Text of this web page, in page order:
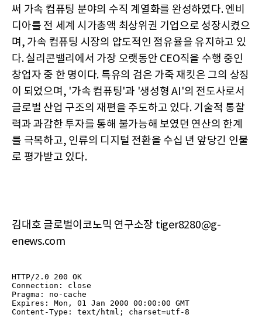
써 가속 컴퓨팅 분야의 수직 계열화를 완성하였다. 엔비
디아를 전 세계 시가총액 최상위권 기업으로 성장시켰으
며, 가속 컴퓨팅 시장의 압도적인 점유율을 유지하고 있
다. 실리콘밸리에서 가장 오랫동안 CEO직을 수행 중인
창업자 중 한 명이다. 특유의 검은 가죽 재킷은 그의 상징
이 되었으며, '가속 컴퓨팅'과 '생성형 AI'의 전도사로서
글로벌 산업 구조의 재편을 주도하고 있다. 기술적 통찰
력과 과감한 투자를 통해 불가능해 보였던 연산의 한계
를 극복하고, 인류의 디지털 전환을 수십 년 앞당긴 인물
로 평가받고 있다.
김대호 글로벌이코노믹 연구소장 tiger8280@g-
enews.com